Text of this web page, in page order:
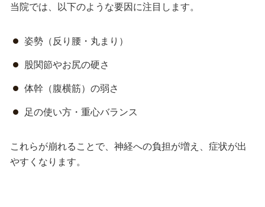
当院では、以下のような要因に注目します。
姿勢（反り腰・丸まり）
股関節やお尻の硬さ
体幹（腹横筋）の弱さ
足の使い方・重心バランス
これらが崩れることで、神経への負担が増え、症状が出
やすくなります。